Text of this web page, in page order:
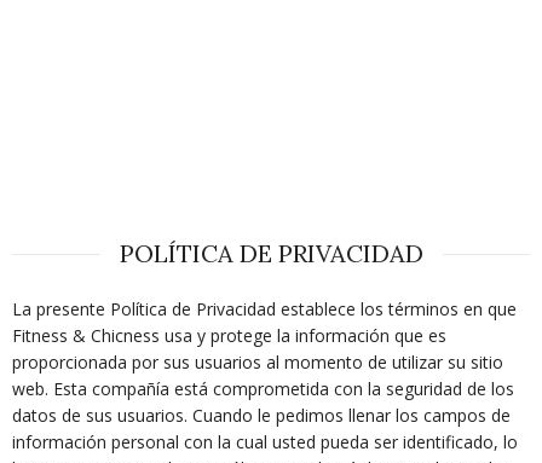
POLÍTICA DE PRIVACIDAD
La presente Política de Privacidad establece los términos en que
Fitness & Chicness usa y protege la información que es
proporcionada por sus usuarios al momento de utilizar su sitio
web. Esta compañía está comprometida con la seguridad de los
datos de sus usuarios. Cuando le pedimos llenar los campos de
información personal con la cual usted pueda ser identificado, lo